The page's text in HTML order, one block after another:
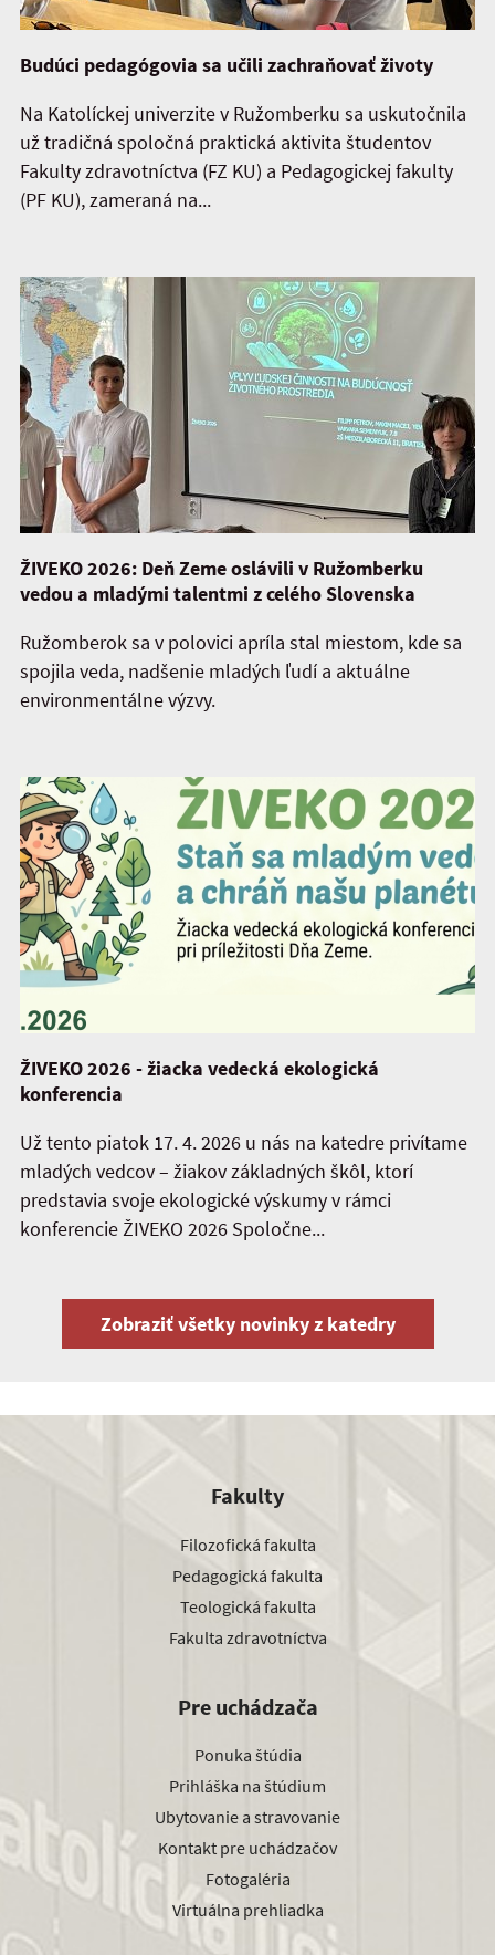
Budúci pedagógovia sa učili zachraňovať životy
Na Katolíckej univerzite v Ružomberku sa uskutočnila
už tradičná spoločná praktická aktivita študentov
Fakulty zdravotníctva (FZ KU) a Pedagogickej fakulty
(PF KU), zameraná na...
ŽIVEKO 2026: Deň Zeme oslávili v Ružomberku
vedou a mladými talentmi z celého Slovenska
Ružomberok sa v polovici apríla stal miestom, kde sa
spojila veda, nadšenie mladých ľudí a aktuálne
environmentálne výzvy.
ŽIVEKO 2026 - žiacka vedecká ekologická
konferencia
Už tento piatok 17. 4. 2026 u nás na katedre privítame
mladých vedcov – žiakov základných škôl, ktorí
predstavia svoje ekologické výskumy v rámci
konferencie ŽIVEKO 2026 Spoločne...
Zobraziť všetky novinky z katedry
Fakulty
Filozofická fakulta
Pedagogická fakulta
Teologická fakulta
Fakulta zdravotníctva
Pre uchádzača
Ponuka štúdia
Prihláška na štúdium
Ubytovanie a stravovanie
Kontakt pre uchádzačov
Fotogaléria
Virtuálna prehliadka